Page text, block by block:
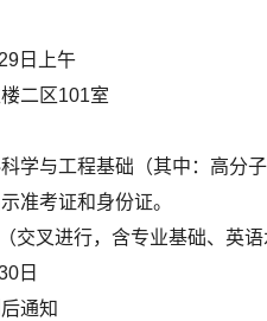
日上午
二区101室
学与工程基础（其中：高分
准考证和身份证。
交叉进行，含专业基础、英
日
通知